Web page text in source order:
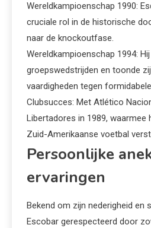
Wereldkampioenschap 1990:
cruciale rol in de historische
naar de knockoutfase.
Wereldkampioenschap 1994:
groepswedstrijden en toonde
vaardigheden tegen
Clubsucces: Met Atlético
Libertadores in 1989, waarmee
Zuid-Amerikaanse voetbal
Persoonlijke
ervaringen
Bekend om zijn nederigheid en
Escobar gerespecteerd door